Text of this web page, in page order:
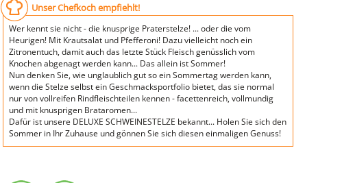
Unser Chefkoch empfiehlt!
Wer kennt sie nicht - die knusprige Praterstelze! ... oder die vom
Heurigen! Mit Krautsalat und Pfefferoni! Dazu vielleicht noch ein
Zitronentuch, damit auch das letzte Stück Fleisch genüsslich vom
Knochen abgenagt werden kann... Das allein ist Sommer!
Nun denken Sie, wie unglaublich gut so ein Sommertag werden kann,
wenn die Stelze selbst ein Geschmacksportfolio bietet, das sie normal
nur von vollreifen Rindfleischteilen kennen - facettenreich, vollmundig
und mit knusprigen Brataromen...
Dafür ist unsere DELUXE SCHWEINESTELZE bekannt... Holen Sie sich den
Sommer in Ihr Zuhause und gönnen Sie sich diesen einmaligen Genuss!